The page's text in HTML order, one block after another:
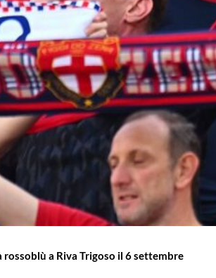
rossoblù a Riva Trigoso il 6 settembre